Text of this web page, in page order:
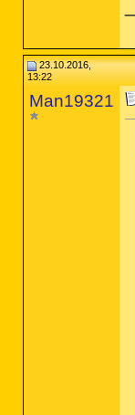
23.10.2016,
13:22
Man19321